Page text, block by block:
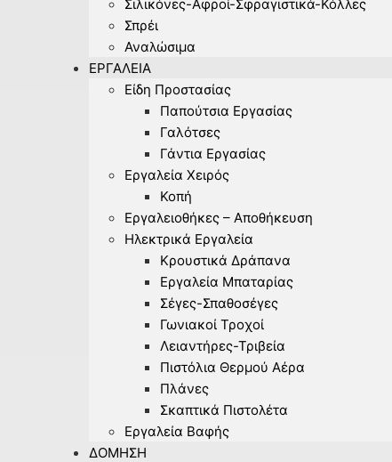
Σιλικόνες-Αφροί-Σφραγιστικά-Κόλλες
Σπρέι
Αναλώσιμα
ΕΡΓΑΛΕΊΑ
Είδη Προστασίας
Παπούτσια Εργασίας
Γαλότσες
Γάντια Εργασίας
Εργαλεία Χειρός
Κοπή
Εργαλειοθήκες – Αποθήκευση
Ηλεκτρικά Εργαλεία
Κρουστικά Δράπανα
Εργαλεία Μπαταρίας
Σέγες-Σπαθοσέγες
Γωνιακοί Τροχοί
Λειαντήρες-Τριβεία
Πιστόλια Θερμού Αέρα
Πλάνες
Σκαπτικά Πιστολέτα
Εργαλεία Βαφής
ΔΌΜΗΣΗ